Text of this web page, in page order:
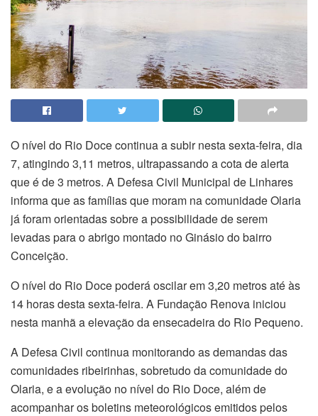
O nível do Rio Doce continua a subir nesta sexta-feira, dia
7, atingindo 3,11 metros, ultrapassando a cota de alerta
que é de 3 metros. A Defesa Civil Municipal de Linhares
informa que as famílias que moram na comunidade Olaria
já foram orientadas sobre a possibilidade de serem
levadas para o abrigo montado no Ginásio do bairro
Conceição.
O nível do Rio Doce poderá oscilar em 3,20 metros até às
14 horas desta sexta-feira. A Fundação Renova iniciou
nesta manhã a elevação da ensecadeira do Rio Pequeno.
A Defesa Civil continua monitorando as demandas das
comunidades ribeirinhas, sobretudo da comunidade do
Olaria, e a evolução no nível do Rio Doce, além de
acompanhar os boletins meteorológicos emitidos pelos